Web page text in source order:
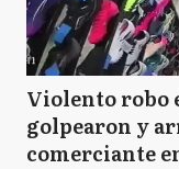
Violento robo
golpearon y
comerciante